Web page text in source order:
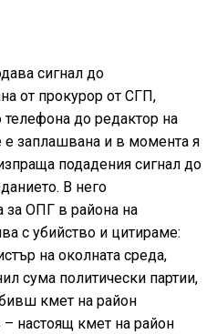
сигнал до
от прокурор от СГП,
до редактор на
е заплашвана и в момента я
подадения сигнал до
В него
за ОПГ в района на
с убийство и цитираме:
на околната среда,
сума политически партии,
кмет на район
настоящ кмет на район